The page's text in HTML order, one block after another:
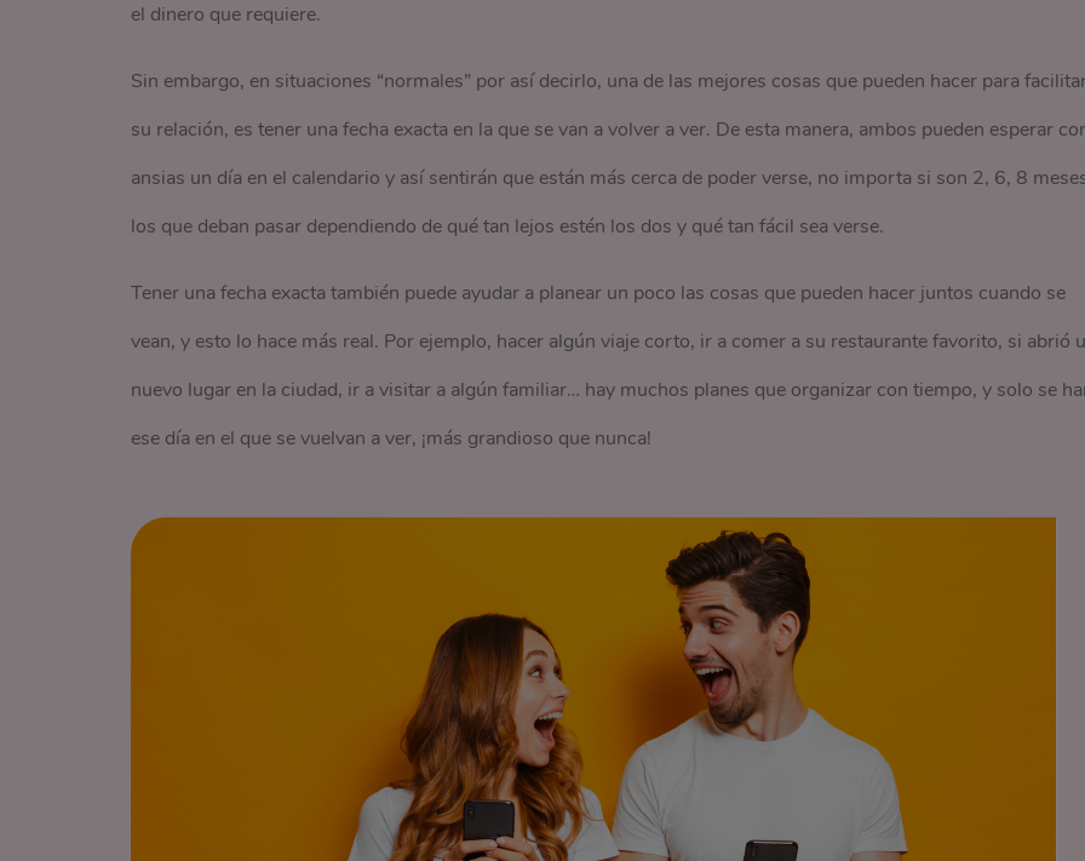
el dinero que requiere.
Sin embargo, en situaciones “normales” por así decirlo, una de las mejores cosas que pueden hacer para
su relación, es tener una fecha exacta en la que se van a volver a ver. De esta manera, ambos pueden esperar
ansias un día en el calendario y así sentirán que están más cerca de poder verse, no importa si son 2, 6, 8
los que deban pasar dependiendo de qué tan lejos estén los dos y qué tan fácil sea verse.
Tener una fecha exacta también puede ayudar a planear un poco las cosas que pueden hacer juntos cuando se
vean, y esto lo hace más real. Por ejemplo, hacer algún viaje corto, ir a comer a su restaurante favorito, si abrió
nuevo lugar en la ciudad, ir a visitar a algún familiar… hay muchos planes que organizar con tiempo, y solo se
ese día en el que se vuelvan a ver, ¡más grandioso que nunca!